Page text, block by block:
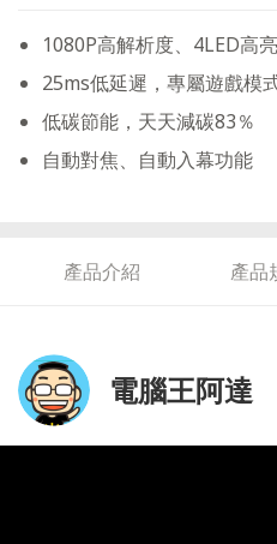
1080P高解析度、4LED高
25ms低延遲，專屬遊戲模
低碳節能，天天減碳83％
自動對焦、自動入幕功能
產品介紹 產品
電腦王阿達